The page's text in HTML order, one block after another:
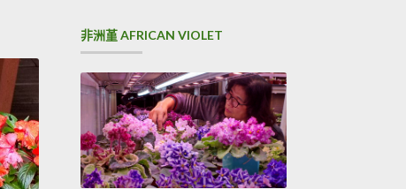
尋
非洲堇 AFRICAN VIOLET